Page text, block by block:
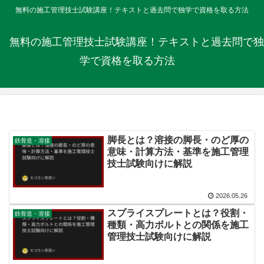
無料の施工管理技士試験講座！テキストと過去問で独学で資格を取る方法
無料の施工管理技士試験講座！テキストと過去問で独
学で資格を取る方法
鉄骨造・溶接
脚長とは？溶接の脚長・のど厚の
意味・計算方法・基準を施工管理
技士試験向けに解説
2026.05.26
鉄骨造・溶接
スプライスプレートとは？役割・
種類・高力ボルトとの関係を施工
管理技士試験向けに解説